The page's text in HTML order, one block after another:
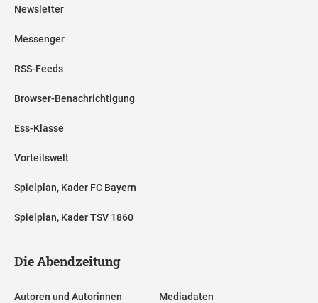
Newsletter
Messenger
RSS-Feeds
Browser-Benachrichtigung
Ess-Klasse
Vorteilswelt
Spielplan, Kader FC Bayern
Spielplan, Kader TSV 1860
Die Abendzeitung
Autoren und Autorinnen Mediadaten